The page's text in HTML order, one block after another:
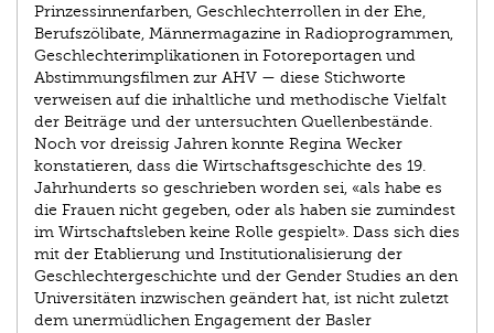
Prinzessinnenfarben, Geschlechterrollen in der Ehe,
Berufszölibate, Männermagazine in Radioprogrammen,
Geschlechterimplikationen in Fotoreportagen und
Abstimmungsfilmen zur AHV — diese Stichworte
verweisen auf die inhaltliche und methodische Vielfalt
der Beiträge und der untersuchten Quellenbestände.
Noch vor dreissig Jahren konnte Regina Wecker
konstatieren, dass die Wirtschaftsgeschichte des 19.
Jahrhunderts so geschrieben worden sei, «als habe es
die Frauen nicht gegeben, oder als haben sie zumindest
im Wirtschaftsleben keine Rolle gespielt». Dass sich dies
mit der Etablierung und Institutionalisierung der
Geschlechtergeschichte und der Gender Studies an den
Universitäten inzwischen geändert hat, ist nicht zuletzt
dem unermüdlichen Engagement der Basler